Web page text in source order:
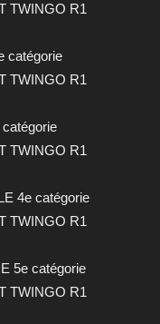
TWINGO R1
catégorie
TWINGO R1
TWINGO R1
4e catégorie
TWINGO R1
5e catégorie
TWINGO R1